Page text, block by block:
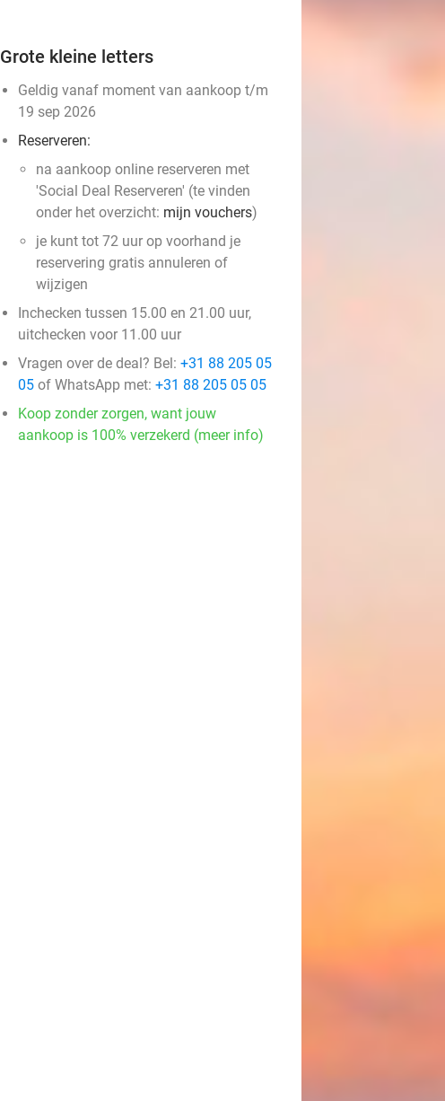
Grote kleine letters
Geldig vanaf moment van aankoop t/m
19 sep 2026
Reserveren:
na aankoop online reserveren met
'Social Deal Reserveren' (te vinden
onder het overzicht: mijn vouchers)
je kunt tot 72 uur op voorhand je
reservering gratis annuleren of
wijzigen
Inchecken tussen 15.00 en 21.00 uur,
uitchecken voor 11.00 uur
Vragen over de deal? Bel: +31 88 205 05
05 of WhatsApp met: +31 88 205 05 05
Koop zonder zorgen, want jouw
aankoop is 100% verzekerd (meer info)